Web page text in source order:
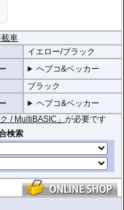
ります。
くく、また高いホールド性能
す (メーカー推奨最大速度 : 13
ータイプの一体型インナーバ
ません)
は安全性を高めるリフレクタ
など様々なセキュリティオプ
たままでの操作が可能で、
車
イエロー/ブラック
ヘプコ&ベッカー
ブラック
ヘプコ&ベッカー
/ MultiBASIC」が必要です